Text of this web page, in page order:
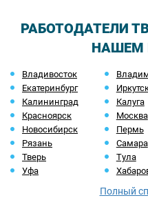
РАБОТОДАТЕЛИ
НАШЕМ
Владивосток
Екатеринбург
Калининград
Калуга
Красноярск
Москва
Новосибирск
Пермь
Рязань
Самара
Тверь
Тула
Уфа
Полный